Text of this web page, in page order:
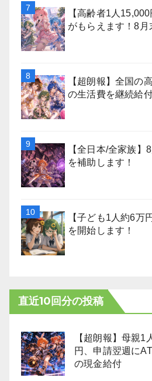
【高齢者1人
がもらえます！8月
【超朗報】全国の
の生活費を継続給付
【全日本/全家族】
を補助します！
【子ども1人約6万
を開始します！
直近10回分の投稿
【超朗報】母親1
円、申請翌週に
の現金給付